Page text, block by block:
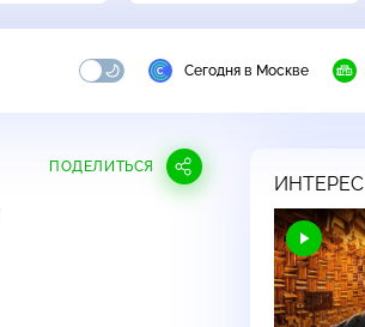
Сегодня в Москве
ПОДЕЛИТЬСЯ